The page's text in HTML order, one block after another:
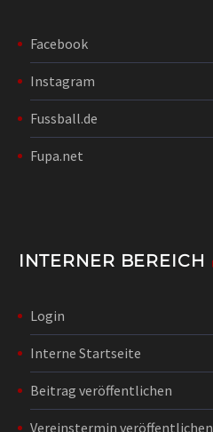
Facebook
Instagram
Fussball.de
Fupa.net
INTERNER BEREICH
Login
Interne Startseite
Beitrag veröffentlichen
Vereinstermin veröffentlichen